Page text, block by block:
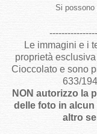
Si possono
Le immagini e i
proprietà
Cioccolato e sono
633/
NON autorizzo la
delle foto in
altro